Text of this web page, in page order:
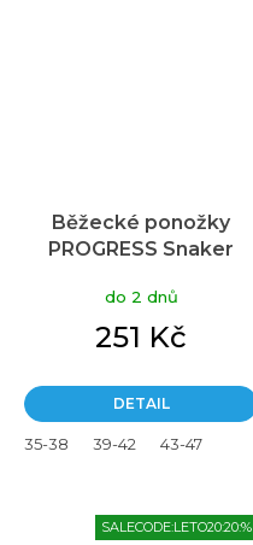
Běžecké ponožky
PROGRESS Snaker
do 2 dnů
251 Kč
DETAIL
35-38 39-42 43-47
SALECODE:LETO20:20:%